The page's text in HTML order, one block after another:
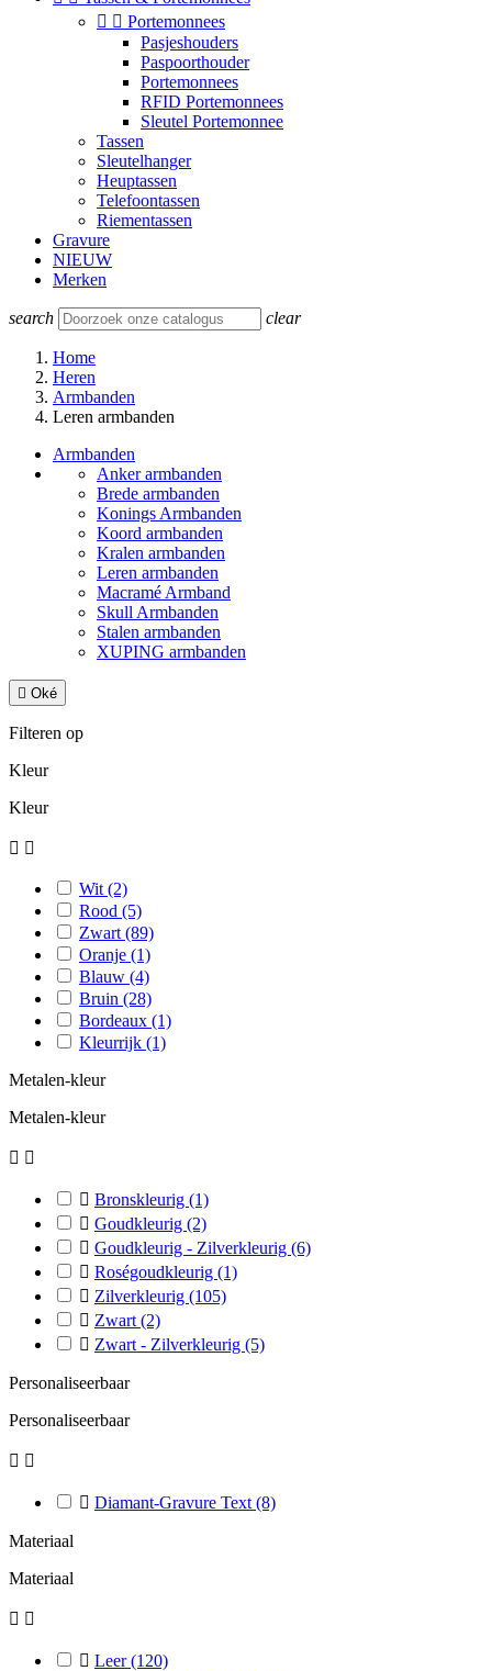
  Portemonnees
Pasjeshouders
Paspoorthouder
Portemonnees
RFID Portemonnees
Sleutel Portemonnee
Tassen
Sleutelhanger
Heuptassen
Telefoontassen
Riementassen
Gravure
NIEUW
Merken
search clear
Home
Heren
Armbanden
Leren armbanden
Armbanden
Anker armbanden
Brede armbanden
Konings Armbanden
Koord armbanden
Kralen armbanden
Leren armbanden
Macramé Armband
Skull Armbanden
Stalen armbanden
XUPING armbanden
 Oké
Filteren op
Kleur
Kleur
 
Wit (2)
Rood (5)
Zwart (89)
Oranje (1)
Blauw (4)
Bruin (28)
Bordeaux (1)
Kleurrijk (1)
Metalen-kleur
Metalen-kleur
 
 Bronskleurig (1)
 Goudkleurig (2)
 Goudkleurig - Zilverkleurig (6)
 Roségoudkleurig (1)
 Zilverkleurig (105)
 Zwart (2)
 Zwart - Zilverkleurig (5)
Personaliseerbaar
Personaliseerbaar
 
 Diamant-Gravure Text (8)
Materiaal
Materiaal
 
 Leer(120)